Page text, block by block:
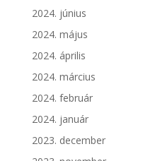
2024. június
2024. május
2024. április
2024. március
2024. február
2024. január
2023. december